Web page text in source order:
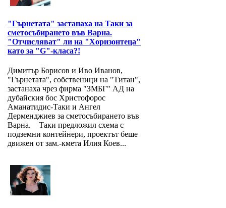
"Гърнетата" застанаха на Таки за
сметосъбирането във Варна.
"Отчисляват" ли на "Хоризонтеца"
като за "G"-класа?!
Димитър Борисов и Иво Иванов,
"Гърнетата", собственици на "Титан",
застанаха чрез фирма "ЗМБГ" АД на
дубайския бос Христофорос
Аманатидис-Таки и Ангел
Дерменджиев за сметосъбирането във
Варна. Таки предложил схема с
подземни контейнери, проектът беше
движен от зам.-кмета Илия Коев...